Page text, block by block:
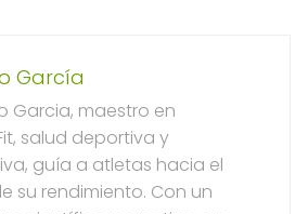
García
Garcia, maestro en
salud deportiva y
guía a atletas hacia el
su rendimiento. Con un